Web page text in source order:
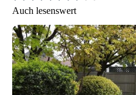
Auch lesenswert